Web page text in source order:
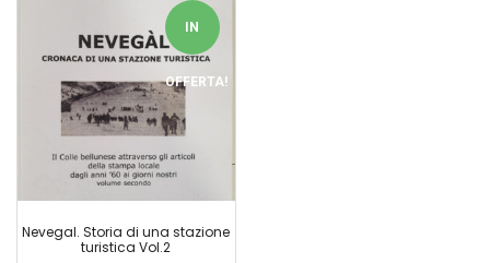
IN
OFFERTA!
Nevegal. Storia di una stazione
turistica Vol.2